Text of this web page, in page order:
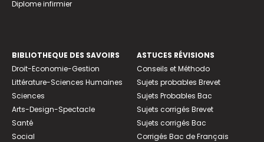
Diplome infirmier
BIBLIOTHEQUE DES SAVOIRS
Droit-Economie-Gestion
Littérature-Sciences Humaines
Sciences
Arts-Design-Spectacle
Santé
Social
ASTUCES RÉVISIONS
Conseils et Méthodo
Sujets probables Brevet
Sujets Probables Bac
Sujets corrigés Brevet
Sujets corrigés Bac
Corrigés Bac de Français